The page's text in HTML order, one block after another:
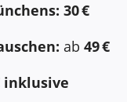
30 €
ab 49 €
inklusive